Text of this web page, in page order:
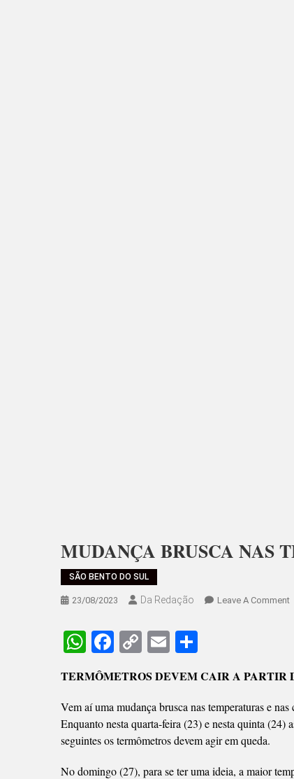
MUDANÇA BRUSCA NAS
SÃO BENTO DO SUL
23/08/2023 Da Redação Leave A Comment
WhatsApp
Facebook
CopyEmail
TERMÔMETROS DEVEM CAIR A PARTIR
Vem aí uma mudança brusca nas temperaturas e
Enquanto nesta quarta-feira (23) e nesta quinta (24)
seguintes os termômetros devem agir em queda.
No domingo (27), para se ter uma ideia, a maior